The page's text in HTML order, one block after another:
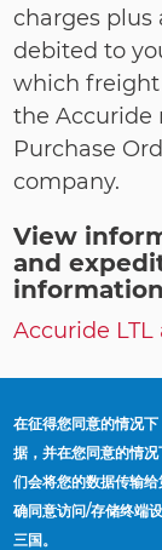
charges
debited to
which freight
the Accuride
Purchase
company.
View
and
Accuride
在征得您同意的情况
据，并在您同意的情
们会将您的数据传输
确同意访问/存储终端
三国。